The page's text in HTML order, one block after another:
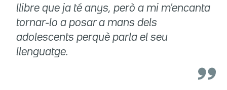
llibre que ja té anys, però a mi m'encanta
tornar-lo a posar a mans dels
adolescents perquè parla el seu
llenguatge.